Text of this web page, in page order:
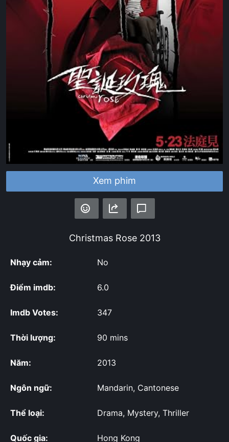
Xem phim
Christmas Rose2013
Nhạy cảm: No
Điểm imdb: 6.0
Imdb Votes: 347
Thời lượng: 90 mins
Năm: 2013
Ngôn ngữ: Mandarin, Cantonese
Thể loại: Drama, Mystery, Thriller
Quốc gia: Hong Kong